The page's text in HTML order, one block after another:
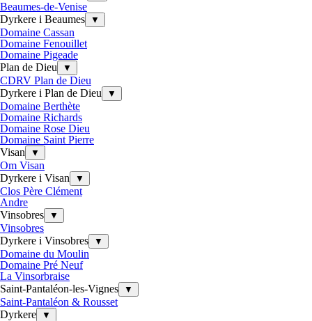
Beaumes-de-Venise
Dyrkere i Beaumes
▼
Domaine Cassan
Domaine Fenouillet
Domaine Pigeade
Plan de Dieu
▼
CDRV Plan de Dieu
Dyrkere i Plan de Dieu
▼
Domaine Berthète
Domaine Richards
Domaine Rose Dieu
Domaine Saint Pierre
Visan
▼
Om Visan
Dyrkere i Visan
▼
Clos Père Clément
Andre
Vinsobres
▼
Vinsobres
Dyrkere i Vinsobres
▼
Domaine du Moulin
Domaine Pré Neuf
La Vinsorbraise
Saint-Pantaléon-les-Vignes
▼
Saint-Pantaléon & Rousset
Dyrkere
▼